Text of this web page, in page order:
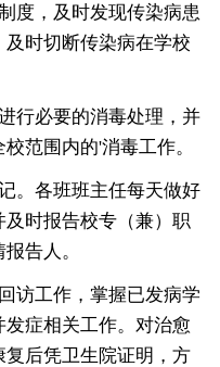
度，及时发现传染病患
时切断传染病在学校
行必要的消毒处理，并
范围内的'消毒工作。
。各班班主任每天做好
时报告校专（兼）职
告人。
访工作，掌握已发病学
症相关工作。对治愈
后凭卫生院证明，方